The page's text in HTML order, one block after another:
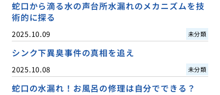
蛇口から滴る水の声台所水漏れのメカニズムを技
術的に探る
2025.10.09 未分類
シンク下異臭事件の真相を追え
2025.10.08 未分類
蛇口の水漏れ！お風呂の修理は自分でできる？